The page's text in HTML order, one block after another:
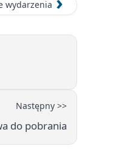
wydarzenia
Następny >>
do pobrania